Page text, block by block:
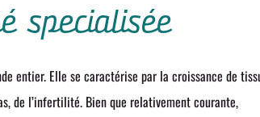
specialisée
entier. Elle se caractérise par la croissance de
de l’infertilité. Bien que relativement courante,